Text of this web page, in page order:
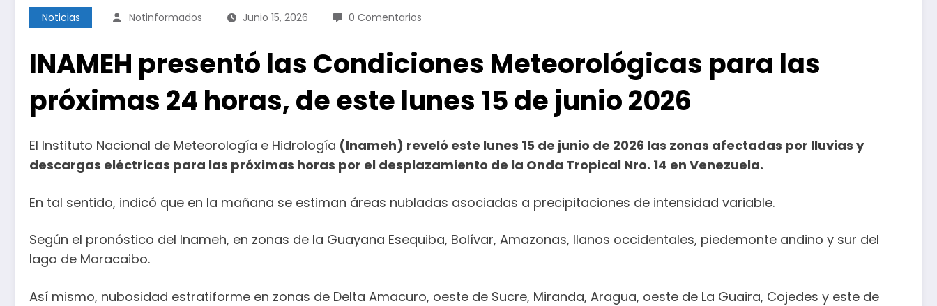
Noticias Notinformados Junio 15, 2026 0 Comentarios
INAMEH presentó las Condiciones Meteorológicas para las
próximas 24 horas, de este lunes 15 de junio 2026
El Instituto Nacional de Meteorología e Hidrología (Inameh) reveló este lunes 15 de junio de 2026 las zonas afectadas por lluvias y
descargas eléctricas para las próximas horas por el desplazamiento de la Onda Tropical Nro. 14 en Venezuela.
En tal sentido, indicó que en la mañana se estiman áreas nubladas asociadas a precipitaciones de intensidad variable.
Según el pronóstico del Inameh, en zonas de la Guayana Esequiba, Bolívar, Amazonas, llanos occidentales, piedemonte andino y sur del
lago de Maracaibo.
Así mismo, nubosidad estratiforme en zonas de Delta Amacuro, oeste de Sucre, Miranda, Aragua, oeste de La Guaira, Cojedes y este de